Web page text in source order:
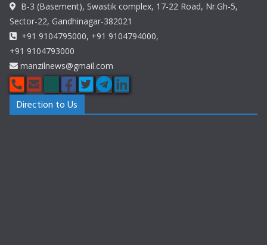
B-3 (Basement), Swastik complex, 17-22 Road, Nr.Gh-5,
Sector-22, Gandhinagar-382021
+91 9104795000, +91 9104794000,
+91 9104793000
manzilnews@gmail.com
Direction to Us